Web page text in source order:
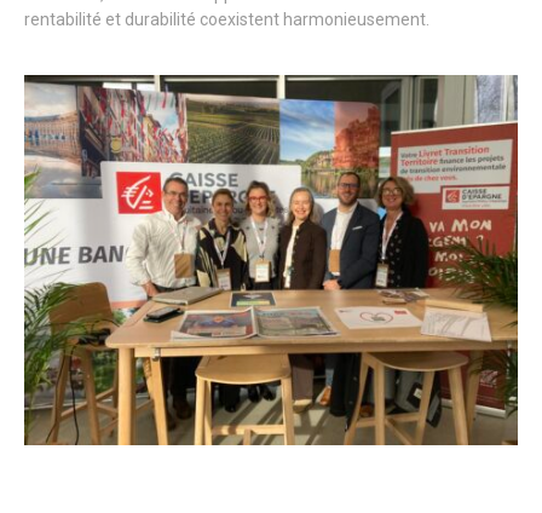
rentabilité et durabilité coexistent harmonieusement.